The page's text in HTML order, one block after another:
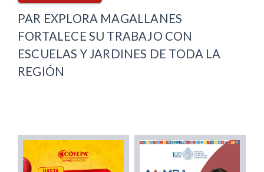
PAR EXPLORA MAGALLANES
FORTALECE SU TRABAJO CON
ESCUELAS Y JARDINES DE TODA LA
REGIÓN